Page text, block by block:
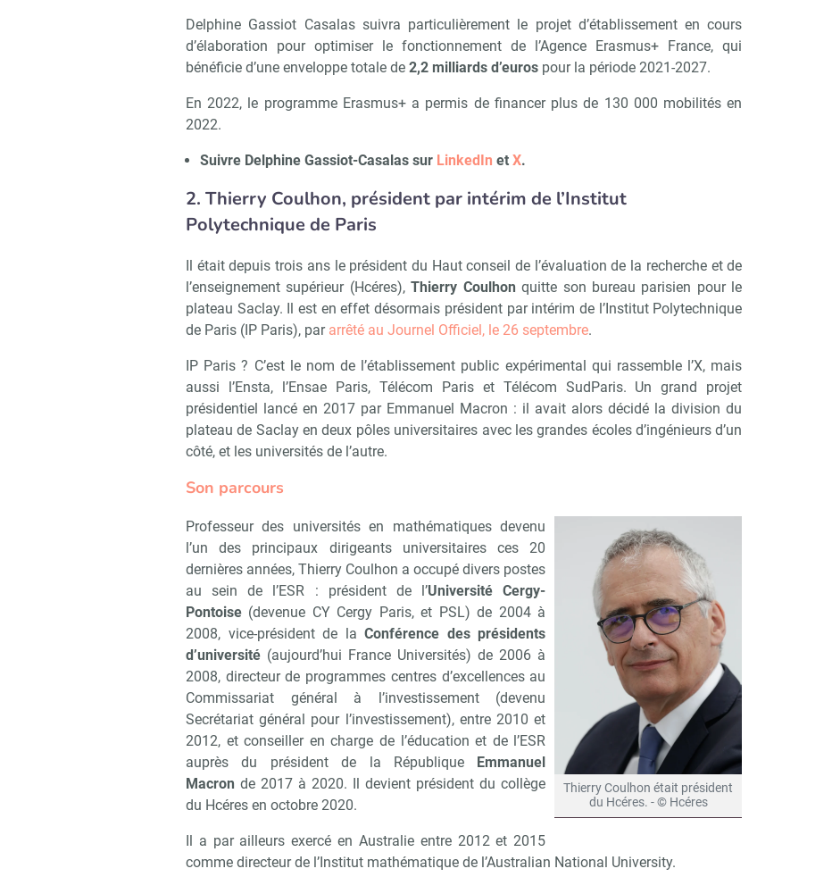
Delphine Gassiot Casalas suivra particulièrement le projet d’établissement en cours
d’élaboration pour optimiser le fonctionnement de l’Agence Erasmus+ France, qui
bénéficie d’une enveloppe totale de 2,2 milliards d’euros pour la période 2021-2027.
En 2022, le programme Erasmus+ a permis de financer plus de 130 000 mobilités en
2022.
Suivre Delphine Gassiot-Casalas sur LinkedIn et X.
2. Thierry Coulhon, président par intérim de l’Institut
Polytechnique de Paris
Il était depuis trois ans le président du Haut conseil de l’évaluation de la recherche et de
l’enseignement supérieur (Hcéres),Thierry Coulhon quitte son bureau parisien pour le
plateau Saclay. Il est en effet désormais président par intérim de l’Institut Polytechnique
de Paris (IP Paris), par arrêté au Journel Officiel, le 26 septembre.
IP Paris ? C’est le nom de l’établissement public expérimental qui rassemble l’X, mais
aussi l’Ensta, l’Ensae Paris, Télécom Paris et Télécom SudParis. Un grand projet
présidentiel lancé en 2017 par Emmanuel Macron : il avait alors décidé la division du
plateau de Saclay en deux pôles universitaires avec les grandes écoles d’ingénieurs d’un
côté, et les universités de l’autre.
Son parcours
Thierry Coulhon était président
du Hcéres. - © Hcéres
Professeur des universités en mathématiques devenu
l’un des principaux dirigeants universitaires ces 20
dernières années, Thierry Coulhon a occupé divers postes
au sein de l’ESR : président de l’Université Cergy-
Pontoise (devenue CY Cergy Paris, et PSL) de 2004 à
2008, vice-président de laConférence des présidents
d’université (aujourd’hui France Universités) de 2006 à
2008, directeur de programmes centres d’excellences au
Commissariat général à l’investissement (devenu
Secrétariat général pour l’investissement), entre 2010 et
2012, et conseiller en charge de l’éducation et de l’ESR
auprès du président de la République Emmanuel
Macron de 2017 à 2020. Il devient président du collège
du Hcéres en octobre 2020.
Il a par ailleurs exercé en Australie entre 2012 et 2015
comme directeur de l’Institut mathématique de l’Australian National University.
Recevoir Campus Matin Abonnez-vous à notre newsletter